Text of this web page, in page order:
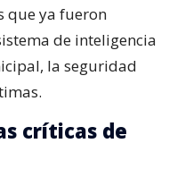
que ya fueron
de inteligencia
la seguridad
críticas de